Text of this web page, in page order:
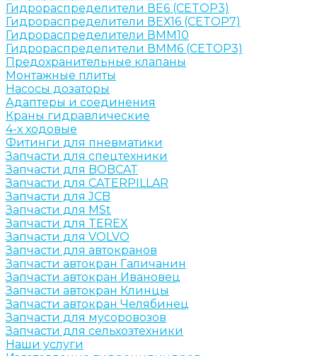
Гидрораспределители ВЕ6 (CETOP3)
Гидрораспределители ВЕХ16 (CETOP7)
Гидрораспределители ВММ10
Гидрораспределители ВММ6 (CETOP3)
Предохранительные клапаны
Монтажные плиты
Насосы дозаторы
Адаптеры и соединения
Краны гидравлические
4-х ходовые
Фитинги для пневматики
Запчасти для спецтехники
Запчасти для BOBCAT
Запчасти для CATERPILLAR
Запчасти для JCB
Запчасти для MSt
Запчасти для TEREX
Запчасти для VOLVO
Запчасти для автокранов
Запчасти автокран Галичанин
Запчасти автокран Ивановец
Запчасти автокран Клинцы
Запчасти автокран Челябинец
Запчасти для мусоровозов
Запчасти для сельхозтехники
Наши услуги